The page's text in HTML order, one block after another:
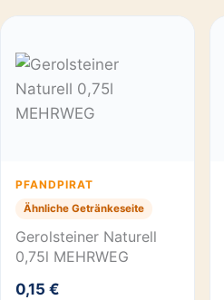
PFANDPIRAT
Ähnliche Getränkeseite
Gerolsteiner Naturell
0,75l MEHRWEG
0,15 €